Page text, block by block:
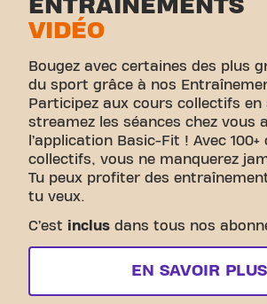
ENTRAÎNEMENTS
VIDÉO
Bougez avec certaines des plus
du sport grâce à nos
Participez aux cours collectifs en
streamez les séances chez vous
l’application Basic-Fit ! Avec 100+
collectifs, vous ne manquerez
Tu peux profiter des
tu veux.
C’est inclus dans tous nos
EN SAVOIR PLUS